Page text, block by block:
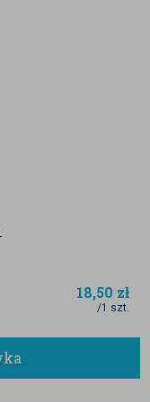
bardziej na nim
Długotrwałe
temperatury
konopnego,
jest lekka i
także pesto ze
18,50 zł
/1 szt.